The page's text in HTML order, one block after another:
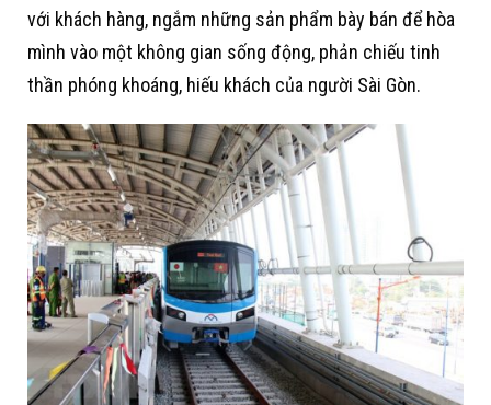
với khách hàng, ngắm những sản phẩm bày bán để hòa
mình vào một không gian sống động, phản chiếu tinh
thần phóng khoáng, hiếu khách của người Sài Gòn.